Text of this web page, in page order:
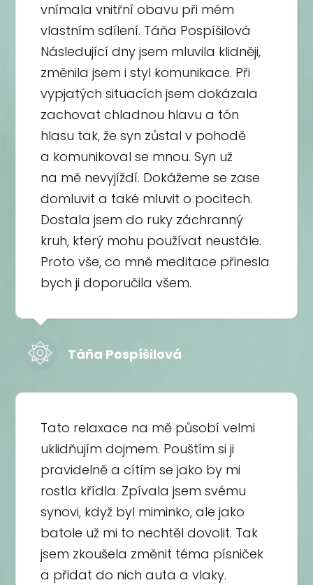
vnímala vnitřní obavu při mém
vlastním sdílení. Táňa Pospíšilová
Následující dny jsem mluvila klidněji,
změnila jsem i styl komunikace. Při
vypjatých situacích jsem dokázala
zachovat chladnou hlavu a tón
hlasu tak, že syn zůstal v pohodě
a komunikoval se mnou. Syn už
na mě nevyjíždí. Dokážeme se zase
domluvit a také mluvit o pocitech.
Dostala jsem do ruky záchranný
kruh, který mohu používat neustále.
Proto vše, co mně meditace přinesla
bych ji doporučila všem.
Táňa Pospíšilová
Tato relaxace na mě působí velmi
uklidňujím dojmem. Pouštím si ji
pravidelně a cítím se jako by mi
rostla křídla. Zpívala jsem svému
synovi, když byl miminko, ale jako
batole už mi to nechtěl dovolit. Tak
jsem zkoušela změnit téma písniček
a přidat do nich auta a vlaky.